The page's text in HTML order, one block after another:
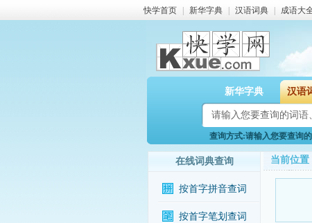
快学首页 新华字典 汉语词典 成语大
新华字典 汉语
查询方式:请输入您要查询
在线词典查询
按首字拼音查词
按首字笔划查词
当前位置